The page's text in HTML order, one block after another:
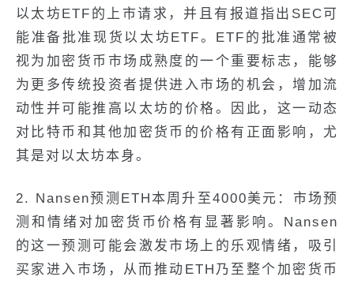
以太坊ETF的上市请求，并且有报道指出SEC可
能准备批准现货以太坊ETF。ETF的批准通常被
视为加密货币市场成熟度的一个重要标志，能够
为更多传统投资者提供进入市场的机会，增加流
动性并可能推高以太坊的价格。因此，这一动态
对比特币和其他加密货币的价格有正面影响，尤
其是对以太坊本身。
2. Nansen预测ETH本周升至4000美元：市场预
测和情绪对加密货币价格有显著影响。Nansen
的这一预测可能会激发市场上的乐观情绪，吸引
买家进入市场，从而推动ETH乃至整个加密货币